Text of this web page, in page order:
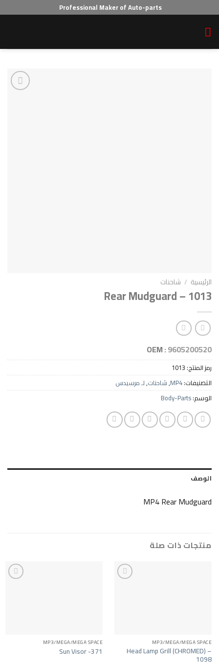
to
content
Professional Maker of Auto-parts
الرئيسية / شاحنات
Rear Mudguard – 1013
OEM :9605200520
رمز المنتج: 1013
التصنيفات:MP4
,شاحنات,لـ مرسيدس
الوسم:Body-Parts
الوصف
MP4 Rear Mudguard
منتجات ذات صلة
MP3/MEGA/MEGA SPACE
Head Lamp Grill (CHROMED) –
1098
MP3/MEGA/MEGA SPACE
Sun Visor -371